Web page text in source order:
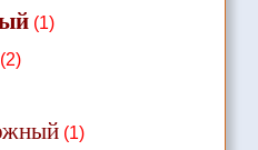
(1)
(2)
(1)